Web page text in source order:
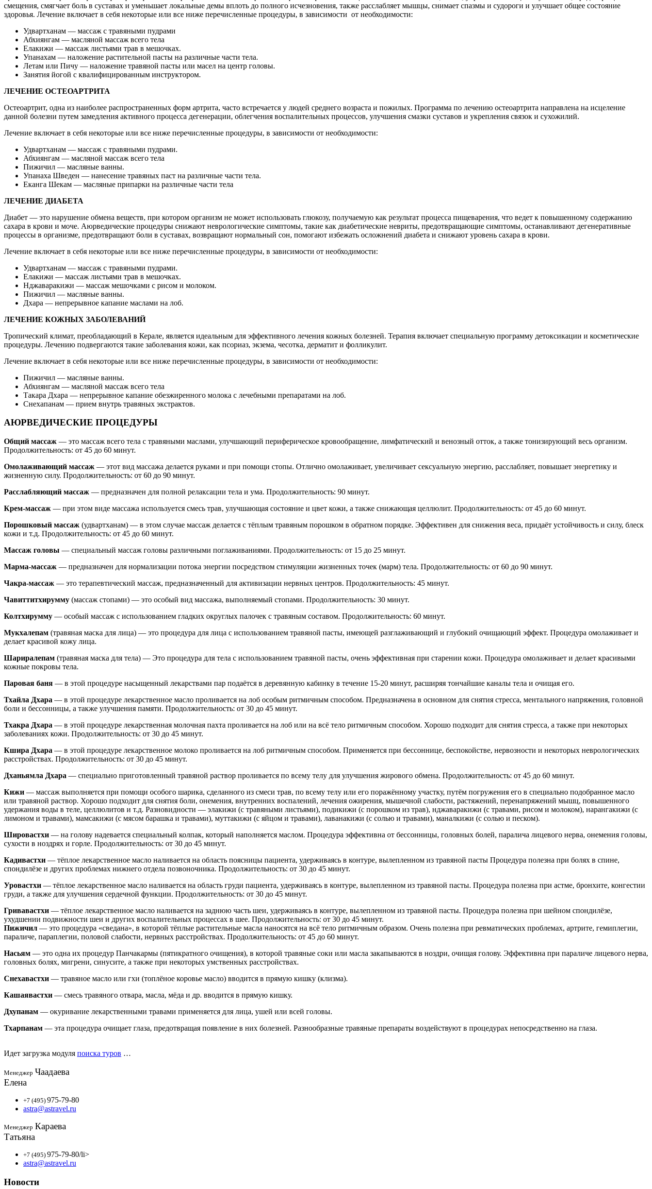
смещения, смягчает боль в суставах и уменьшает локальные демы вплоть до полного исчезновения, также расслабляет мышцы, снимает спазмы и судороги и улучшает общее состояние
здоровья. Лечение включает в себя некоторые или все ниже перечисленные процедуры, в зависимости от необходимости:
Удвартханам — массаж с травяными пудрами
Абхиянгам — масляной массаж всего тела
Елакижи — массаж листьями трав в мешочках.
Упанахам — наложение растительной пасты на различные части тела.
Летам или Пичу — наложение травяной пасты или масел на центр головы.
Занятия йогой с квалифицированным инструктором.
ЛЕЧЕНИЕ ОСТЕОАРТРИТА
Остеоартрит, одна из наиболее распространенных форм артрита, часто встречается у людей среднего возраста и пожилых. Программа по лечению остеоартрита направлена на исцеление
данной болезни путем замедления активного процесса дегенерации, облегчения воспалительных процессов, улучшения смазки суставов и укрепления связок и сухожилий.
Лечение включает в себя некоторые или все ниже перечисленные процедуры, в зависимости от необходимости:
Удвартханам — массаж с травяными пудрами.
Абхиянгам — масляной массаж всего тела
Пижичил — масляные ванны.
Упанаха Шведен — нанесение травяных паст на различные части тела.
Еканга Шекам — масляные припарки на различные части тела
ЛЕЧЕНИЕ ДИАБЕТА
Диабет — это нарушение обмена веществ, при котором организм не может использовать глюкозу, получаемую как результат процесса пищеварения, что ведет к повышенному содержанию
сахара в крови и моче. Аюрведические процедуры снижают неврологические симптомы, такие как диабетические невриты, предотвращающие симптомы, останавливают дегенеративные
процессы в организме, предотвращают боли в суставах, возвращают нормальный сон, помогают избежать осложнений диабета и снижают уровень сахара в крови.
Лечение включает в себя некоторые или все ниже перечисленные процедуры, в зависимости от необходимости:
Удвартханам — массаж с травяными пудрами.
Елакижи — массаж листьями трав в мешочках.
Нджаваракижи — массаж мешочками с рисом и молоком.
Пижичил — масляные ванны.
Дхара — непрерывное капание маслами на лоб.
ЛЕЧЕНИЕ КОЖНЫХ ЗАБОЛЕВАНИЙ
Тропический климат, преобладающий в Керале, является идеальным для эффективного лечения кожных болезней. Терапия включает специальную программу детоксикации и косметические
процедуры. Лечению подвергаются такие заболевания кожи, как псориаз, экзема, чесотка, дерматит и фолликулит.
Лечение включает в себя некоторые или все ниже перечисленные процедуры, в зависимости от необходимости:
Пижичил — масляные ванны.
Абхиянгам — масляной массаж всего тела
Такара Дхара — непрерывное капание обезжиренного молока с лечебными препаратами на лоб.
Снехапанам — прием внутрь травяных экстрактов.
АЮРВЕДИЧЕСКИЕ ПРОЦЕДУРЫ
Общий массаж — это массаж всего тела с травяными маслами, улучшающий периферическое кровообращение, лимфатический и венозный отток, а также тонизирующий весь организм.
Продолжительность: от 45 до 60 минут.
Омолаживающий массаж — этот вид массажа делается руками и при помощи стопы. Отлично омолаживает, увеличивает сексуальную энергию, расслабляет, повышает энергетику и
жизненную силу. Продолжительность: от 60 до 90 минут.
Расслабляющий массаж — предназначен для полной релаксации тела и ума. Продолжительность: 90 минут.
Крем-массаж — при этом виде массажа используется смесь трав, улучшающая состояние и цвет кожи, а также снижающая целлюлит. Продолжительность: от 45 до 60 минут.
Порошковый массаж (удвартханам) — в этом случае массаж делается с тёплым травяным порошком в обратном порядке. Эффективен для снижения веса, придаёт устойчивость и силу, блеск
кожи и т.д. Продолжительность: от 45 до 60 минут.
Массаж головы — специальный массаж головы различными поглаживаниями. Продолжительность: от 15 до 25 минут.
Марма-массаж — предназначен для нормализации потока энергии посредством стимуляции жизненных точек (марм) тела. Продолжительность: от 60 до 90 минут.
Чакра-массаж — это терапевтический массаж, предназначенный для активизации нервных центров. Продолжительность: 45 минут.
Чавиттитхирумму (массаж стопами) — это особый вид массажа, выполняемый стопами. Продолжительность: 30 минут.
Колтхирумму — особый массаж с использованием гладких округлых палочек с травяным составом. Продолжительность: 60 минут.
Мукхалепам (травяная маска для лица) — это процедура для лица с использованием травяной пасты, имеющей разглаживающий и глубокий очищающий эффект. Процедура омолаживает и
делает красивой кожу лица.
Шариралепам (травяная маска для тела) — Это процедура для тела с использованием травяной пасты, очень эффективная при старении кожи. Процедура омолаживает и делает красивыми
кожные покровы тела.
Паровая баня — в этой процедуре насыщенный лекарствами пар подаётся в деревянную кабинку в течение 15-20 минут, расширяя тончайшие каналы тела и очищая его.
Тхайла Дхара — в этой процедуре лекарственное масло проливается на лоб особым ритмичным способом. Предназначена в основном для снятия стресса, ментального напряжения, головной
боли и бессонницы, а также улучшения памяти. Продолжительность: от 30 до 45 минут.
Тхакра Дхара — в этой процедуре лекарственная молочная пахта проливается на лоб или на всё тело ритмичным способом. Хорошо подходит для снятия стресса, а также при некоторых
заболеваниях кожи. Продолжительность: от 30 до 45 минут.
Кшира Дхара — в этой процедуре лекарственное молоко проливается на лоб ритмичным способом. Применяется при бессоннице, беспокойстве, нервозности и некоторых неврологических
расстройствах. Продолжительность: от 30 до 45 минут.
Дханьямла Дхара — специально приготовленный травяной раствор проливается по всему телу для улучшения жирового обмена. Продолжительность: от 45 до 60 минут.
Кижи — массаж выполняется при помощи особого шарика, сделанного из смеси трав, по всему телу или его поражённому участку, путём погружения его в специально подобранное масло
или травяной раствор. Хорошо подходит для снятия боли, онемения, внутренних воспалений, лечения ожирения, мышечной слабости, растяжений, перенапряжений мышц, повышенного
удержания воды в теле, целлюлитов и т.д. Разновидности — элакижи (с травяными листьями), подикижи (с порошком из трав), нджаваракижи (с травами, рисом и молоком), нарангакижи (с
лимоном и травами), мамсакижи (с мясом барашка и травами), муттакижи (с яйцом и травами), лаванакижи (с солью и травами), маналкижи (с солью и песком).
Шировастхи — на голову надевается специальный колпак, который наполняется маслом. Процедура эффективна от бессонницы, головных болей, паралича лицевого нерва, онемения головы,
сухости в ноздрях и горле. Продолжительность: от 30 до 45 минут.
Кадивастхи — тёплое лекарственное масло наливается на область поясницы пациента, удерживаясь в контуре, вылепленном из травяной пасты Процедура полезна при болях в спине,
спондилёзе и других проблемах нижнего отдела позвоночника. Продолжительность: от 30 до 45 минут.
Уровастхи — тёплое лекарственное масло наливается на область груди пациента, удерживаясь в контуре, вылепленном из травяной пасты. Процедура полезна при астме, бронхите, конгестии
груди, а также для улучшения сердечной функции. Продолжительность: от 30 до 45 минут.
Гривавастхи — тёплое лекарственное масло наливается на заднюю часть шеи, удерживаясь в контуре, вылепленном из травяной пасты. Процедура полезна при шейном спондилёзе,
ухудшении подвижности шеи и других воспалительных процессах в шее. Продолжительность: от 30 до 45 минут.
Пижичил — это процедура «сведана», в которой тёплые растительные масла наносятся на всё тело ритмичным образом. Очень полезна при ревматических проблемах, артрите, гемиплегии,
параличе, параплегии, половой слабости, нервных расстройствах. Продолжительность: от 45 до 60 минут.
Насьям — это одна их процедур Панчакармы (пятикратного очищения), в которой травяные соки или масла закапываются в ноздри, очищая голову. Эффективна при параличе лицевого нерва,
головных болях, мигрени, синусите, а также при некоторых умственных расстройствах.
Снехавастхи — травяное масло или гхи (топлёное коровье масло) вводится в прямую кишку (клизма).
Кашаявастхи — смесь травяного отвара, масла, мёда и др. вводится в прямую кишку.
Дхупанам — окуривание лекарственными травами применяется для лица, ушей или всей головы.
Тхарпанам — эта процедура очищает глаза, предотвращая появление в них болезней. Разнообразные травяные препараты воздействуют в процедурах непосредственно на глаза.
Идет загрузка модуля поиска туров …
Менеджер Чаадаева
Елена
+7 (495) 975-79-80
astra@astravel.ru
Менеджер Караева
Татьяна
+7 (495) 975-79-80/li>
astra@astravel.ru
Новости